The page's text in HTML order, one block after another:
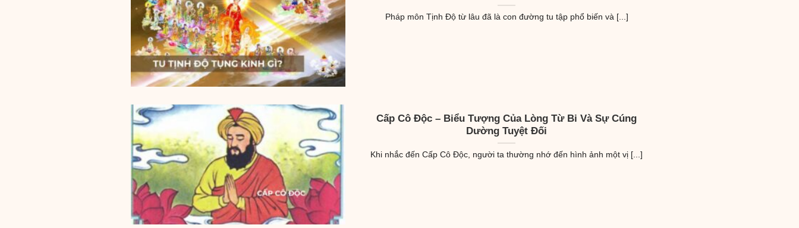
Pháp môn Tịnh Độ từ lâu đã là con đường tu tập phổ biến và [...]
Cấp Cô Độc – Biểu Tượng Của Lòng Từ Bi Và Sự Cúng
Dường Tuyệt Đối
Khi nhắc đến Cấp Cô Độc, người ta thường nhớ đến hình ảnh một vị [...]